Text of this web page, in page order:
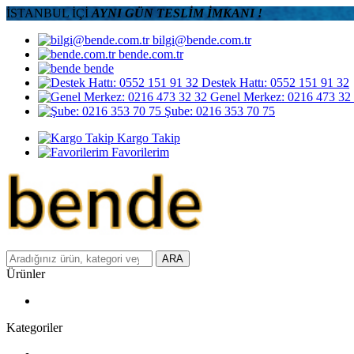
İSTANBUL İÇİ AYNI GÜN TESLİM İMKANI !
bilgi@bende.com.tr
bende.com.tr
bende
Destek Hattı: 0552 151 91 32
Genel Merkez: 0216 473 32
Şube: 0216 353 70 75
Kargo Takip
Favorilerim
ARA
Ürünler
Kategoriler